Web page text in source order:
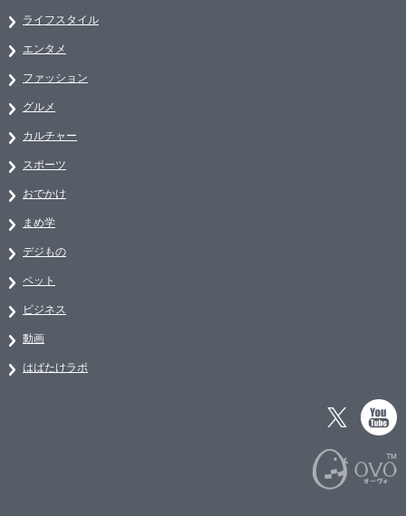
ライフスタイル
エンタメ
ファッション
グルメ
カルチャー
スポーツ
おでかけ
まめ学
デジもの
ペット
ビジネス
動画
はばたけラボ